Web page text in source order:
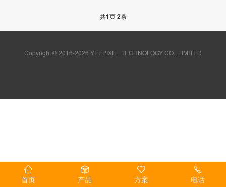
共1页2条
Copyright © 2016-2026 YEEPIXEL TECHNOLOGY CO., LIMITED
首页 产品 方案 电话